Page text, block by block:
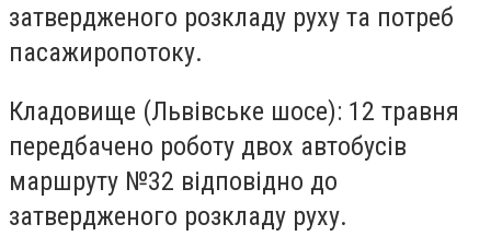
затвердженого розкладу руху та потреб
пасажиропотоку.
Кладовище (Львівське шосе): 12 травня
передбачено роботу двох автобусів
маршруту №32 відповідно до
затвердженого розкладу руху.